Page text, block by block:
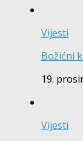
Vijesti
Božićni
19.
Vijesti